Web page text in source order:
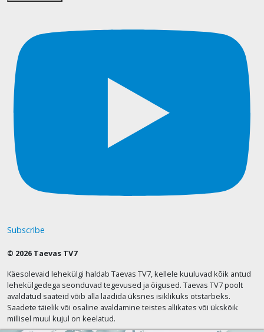
Subscribe
© 2026 Taevas TV7
Käesolevaid lehekülgi haldab Taevas TV7, kellele kuuluvad kõik antud
lehekülgedega seonduvad tegevused ja õigused. Taevas TV7 poolt
avaldatud saateid võib alla laadida üksnes isiklikuks otstarbeks.
Saadete täielik või osaline avaldamine teistes allikates või ükskõik
millisel muul kujul on keelatud.